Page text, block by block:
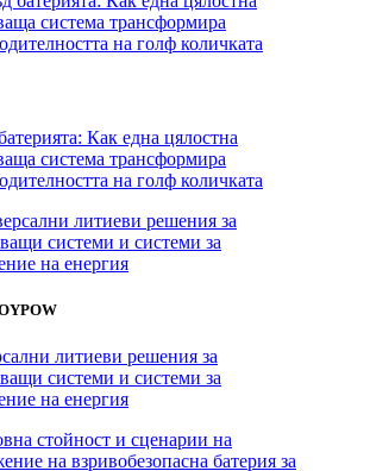
Как една цялостна
система трансформира
на голф количката
литиеви решения за
системи и системи за
на енергия